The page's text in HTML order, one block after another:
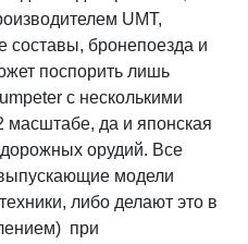
UMT,
составы, бронепоезда и
поспорить лишь
с несколькими
масштабе, да и японская
орудий. Все
модели
, либо делают это в
при